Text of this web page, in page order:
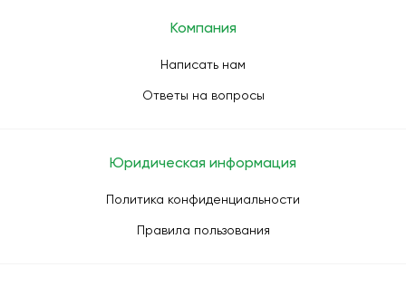
Компания
Написать нам
Ответы на вопросы
Юридическая информация
Политика конфиденциальности
Правила пользования